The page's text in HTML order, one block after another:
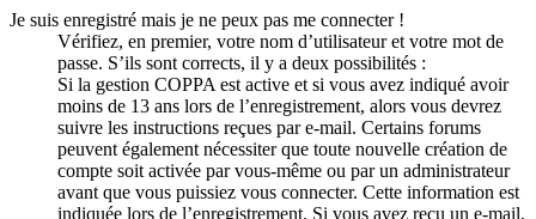
Je suis enregistré mais je ne peux pas me connecter !
Vérifiez, en premier, votre nom d’utilisateur et votre mot de
passe. S’ils sont corrects, il y a deux possibilités :
Si la gestion COPPA est active et si vous avez indiqué avoir
moins de 13 ans lors de l’enregistrement, alors vous devrez
suivre les instructions reçues par e-mail. Certains forums
peuvent également nécessiter que toute nouvelle création de
compte soit activée par vous-même ou par un administrateur
avant que vous puissiez vous connecter. Cette information est
indiquée lors de l’enregistrement. Si vous avez reçu un e-mail,